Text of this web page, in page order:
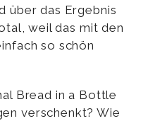
über das Ergebnis
weil das mit den
so schön
Bread in a Bottle
verschenkt? Wie